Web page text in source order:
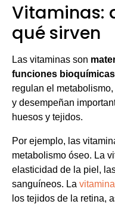
Vitaminas:
qué sirven
Las vitaminas son
funciones
regulan el
y desempeñan
huesos y tejidos.
Por ejemplo, las
metabolismo óseo. La
elasticidad de la piel,
sanguíneos. La
los tejidos de la retina,